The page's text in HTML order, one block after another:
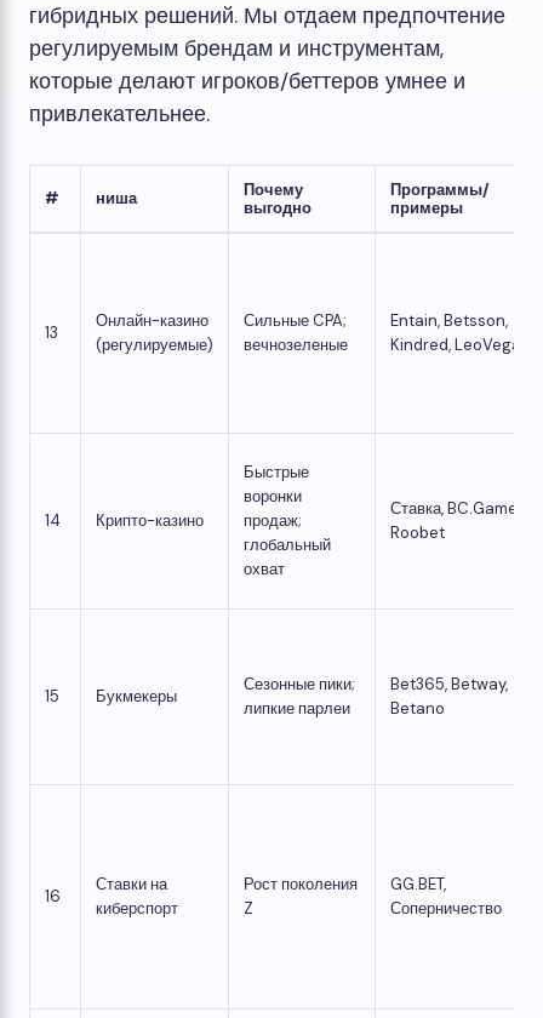
гибридных решений. Мы отдаем предпочтение
регулируемым брендам и инструментам,
которые делают игроков/беттеров умнее и
привлекательнее.
# ниша
Почему
выгодно
Программы/
примеры
13
Онлайн-казино
(регулируемые)
Сильные CPA;
вечнозеленые
Entain, Betsson,
Kindred, LeoVegas
14 Крипто-казино
Быстрые
воронки
продаж;
глобальный
охват
Ставка, BC.Game,
Roobet
15 Букмекеры
Сезонные пики;
липкие парлеи
Bet365, Betway,
Betano
16
Ставки на
киберспорт
Рост поколения
Z
GG.BET,
Соперничество